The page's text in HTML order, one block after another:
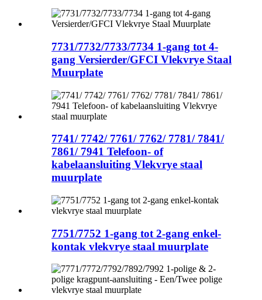
7731/7732/7733/7734 1-gang tot 4-
gang Versierder/GFCI Vlekvrye Staal
Muurplate
7741/ 7742/ 7761/ 7762/ 7781/ 7841/
7861/ 7941 Telefoon- of
kabelaansluiting Vlekvrye staal
muurplate
7751/7752 1-gang tot 2-gang enkel-
kontak vlekvrye staal muurplate